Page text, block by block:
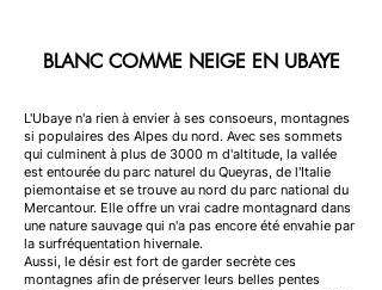
BLANC COMME NEIGE EN UBAYE
L'Ubaye n'a rien à envier à ses consoeurs, montagnes
si populaires des Alpes du nord. Avec ses sommets
qui culminent à plus de 3000 m d'altitude, la vallée
est entourée du parc naturel du Queyras, de l'Italie
piemontaise et se trouve au nord du parc national du
Mercantour. Elle offre un vrai cadre montagnard dans
une nature sauvage qui n'a pas encore été envahie par
la surfréquentation hivernale.
Aussi, le désir est fort de garder secrète ces
montagnes afin de préserver leurs belles pentes